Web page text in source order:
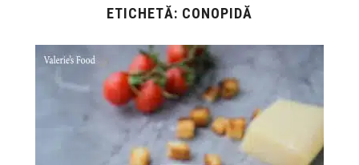
ETICHETĂ: CONOPIDĂ